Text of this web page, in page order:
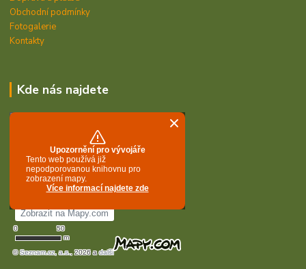
Obchodní podmínky
Fotogalerie
Kontakty
Kde nás najdete